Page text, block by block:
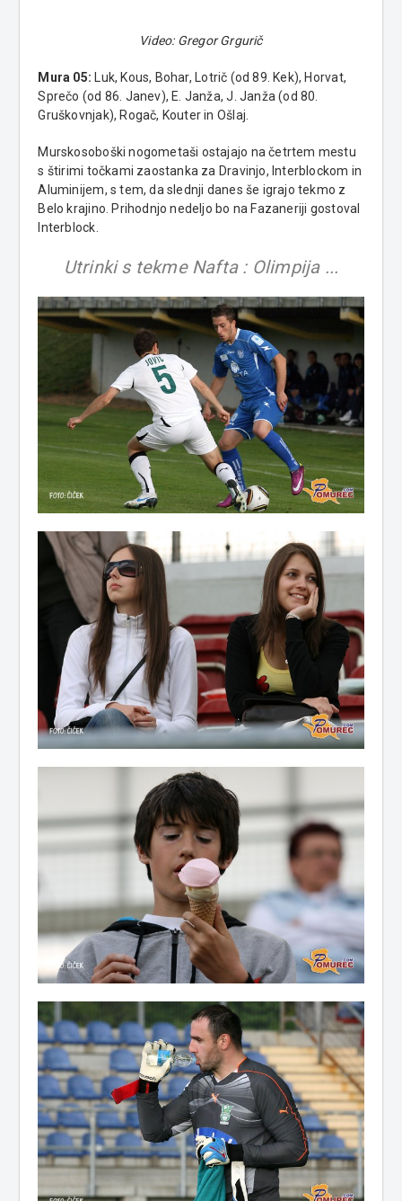
Video: Gregor Grgurič
Mura 05: Luk, Kous, Bohar, Lotrič (od 89. Kek), Horvat,
Sprečo (od 86. Janev), E. Janža, J. Janža (od 80.
Gruškovnjak), Rogač, Kouter in Ošlaj.
Murskosoboški nogometaši ostajajo na četrtem mestu
s štirimi točkami zaostanka za Dravinjo, Interblockom in
Aluminijem, s tem, da slednji danes še igrajo tekmo z
Belo krajino. Prihodnjo nedeljo bo na Fazaneriji gostoval
Interblock.
Utrinki s tekme Nafta : Olimpija ...